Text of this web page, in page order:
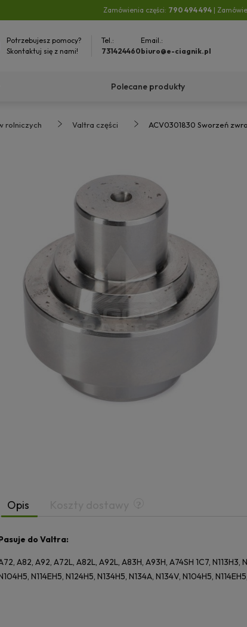
Zamówienia części: 790 494 494 |
Potrzebujesz pomocy?
Skontaktuj się z nami!
Tel.:
731424460
Email.:
biuro@e-ciagnik.pl
Polecane produkty
rolniczych Valtra części ACV0301830 Sworzeń
Opis
do Valtra:
A82, A92, A72L, A82L, A92L, A83H, A93H, A74SH 1C7, N113H3,
N114EH5, N124H5, N134H5, N134A, N134V, N104H5,